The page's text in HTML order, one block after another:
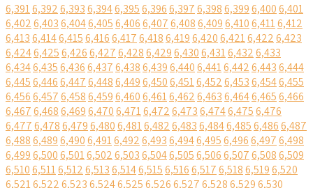
6,3916,3926,3936,3946,3956,3966,3976,3986,3996,4006,401
6,4026,4036,4046,4056,4066,4076,4086,4096,4106,4116,412
6,4136,4146,4156,4166,4176,4186,4196,4206,4216,4226,423
6,4246,4256,4266,4276,4286,4296,4306,4316,4326,433
6,4346,4356,4366,4376,4386,4396,4406,4416,4426,4436,444
6,4456,4466,4476,4486,4496,4506,4516,4526,4536,4546,455
6,4566,4576,4586,4596,4606,4616,4626,4636,4646,4656,466
6,4676,4686,4696,4706,4716,4726,4736,4746,4756,476
6,4776,4786,4796,4806,4816,4826,4836,4846,4856,4866,487
6,4886,4896,4906,4916,4926,4936,4946,4956,4966,4976,498
6,4996,5006,5016,5026,5036,5046,5056,5066,5076,5086,509
6,5106,5116,5126,5136,5146,5156,5166,5176,5186,5196,520
6,5216,5226,5236,5246,5256,5266,5276,5286,5296,530